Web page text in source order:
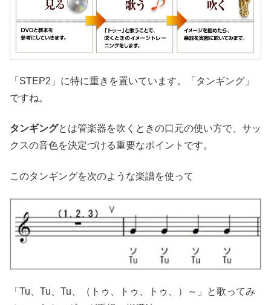
「STEP2」に特に重きを置いています。「タンギング」
ですね。
タンギングとは管楽器を吹くときの口元の使い方で、サッ
クスの音色を決定づける重要なポイントです。
このタンギングを次のような楽譜を使って
「Tu、Tu、Tu、（トゥ、トゥ、トゥ、）～」と歌ってみ